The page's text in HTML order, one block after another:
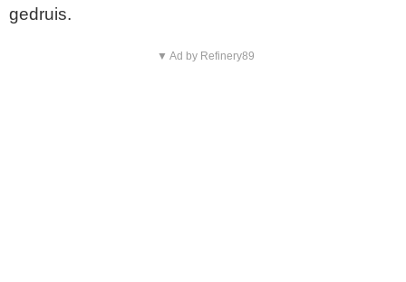
gedruis.
▼ Ad by Refinery89